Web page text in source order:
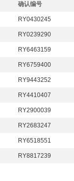
确认编号
RY0430245
RY0239290
RY6463159
RY6759400
RY9443252
RY4410407
RY2900039
RY2683247
RY6518551
RY8817239